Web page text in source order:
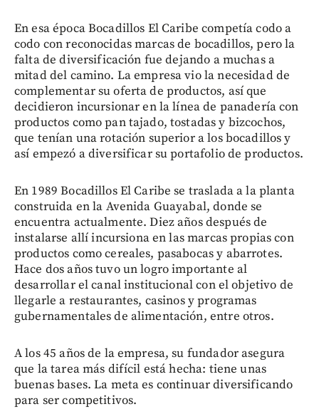
En esa época Bocadillos El Caribe competía codo a
codo con reconocidas marcas de bocadillos, pero la
falta de diversificación fue dejando a muchas a
mitad del camino. La empresa vio la necesidad de
complementar su oferta de productos, así que
decidieron incursionar en la línea de panadería con
productos como pan tajado, tostadas y bizcochos,
que tenían una rotación superior a los bocadillos y
así empezó a diversificar su portafolio de productos.
En 1989 Bocadillos El Caribe se traslada a la planta
construida en la Avenida Guayabal, donde se
encuentra actualmente. Diez años después de
instalarse allí incursiona en las marcas propias con
productos como cereales, pasabocas y abarrotes.
Hace dos años tuvo un logro importante al
desarrollar el canal institucional con el objetivo de
llegarle a restaurantes, casinos y programas
gubernamentales de alimentación, entre otros.
A los 45 años de la empresa, su fundador asegura
que la tarea más difícil está hecha: tiene unas
buenas bases. La meta es continuar diversificando
para ser competitivos.